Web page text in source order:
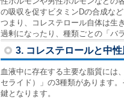
の吸収を促すビタミンDの合成な
つまり、コレステロール自体は生
過剰になったり、種類ごとの「バ
3. コレステロールと中
血液中に存在する主要な脂質には
セライド）」の3種類があります
鍵となります。